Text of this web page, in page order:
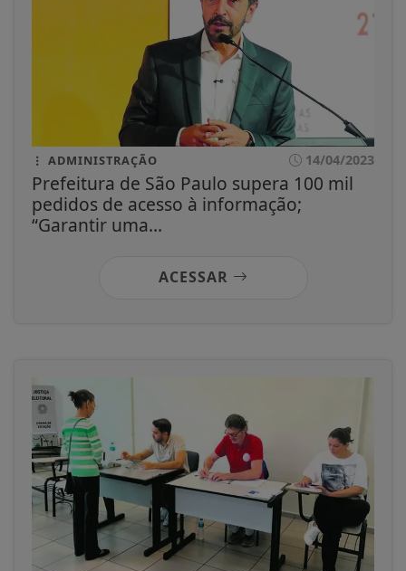
ADMINISTRAÇÃO 14/04/2023
Prefeitura de São Paulo supera 100 mil
pedidos de acesso à informação;
“Garantir uma...
ACESSAR